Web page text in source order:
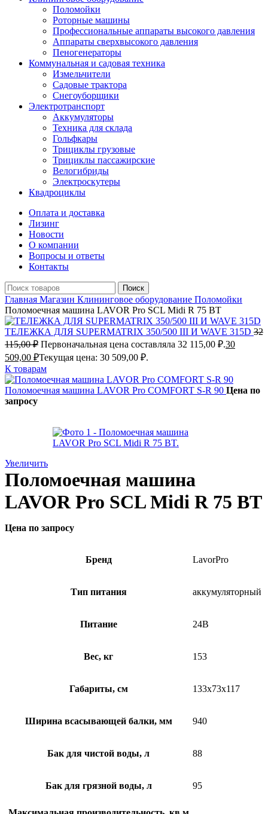
Поломойки
Роторные машины
Профессиональные аппараты высокого давления
Аппараты сверхвысокого давления
Пеногенераторы
Коммунальная и садовая техника
Измельчители
Садовые трактора
Снегоуборщики
Электротранспорт
Аккумуляторы
Техника для склада
Гольфкары
Трициклы грузовые
Трициклы пассажирские
Велогибриды
Электроскутеры
Квадроциклы
Оплата и доставка
Лизинг
Новости
О компании
Вопросы и ответы
Контакты
Поиск
Главная Магазин Клининговое оборудование Поломойки
Поломоечная машина LAVOR Pro SCL Midi R 75 BT
ТЕЛЕЖКА ДЛЯ SUPERMATRIX 350/500 III И WAVE 315D 32
115,00₽ Первоначальная цена составляла 32 115,00 ₽.30
509,00 ₽Текущая цена: 30 509,00 ₽.
К товарам
Поломоечная машина LAVOR Pro COMFORT S-R 90 Цена по
запросу
Увеличить
Поломоечная машина
LAVOR Pro SCL Midi R 75 BT
Цена по запросу
Бренд LavorPro
Тип питания аккумуляторный
Питание 24В
Вес, кг 153
Габариты, см 133x73x117
Ширина всасывающей балки, мм 940
Бак для чистой воды, л 88
Бак для грязной воды, л 95